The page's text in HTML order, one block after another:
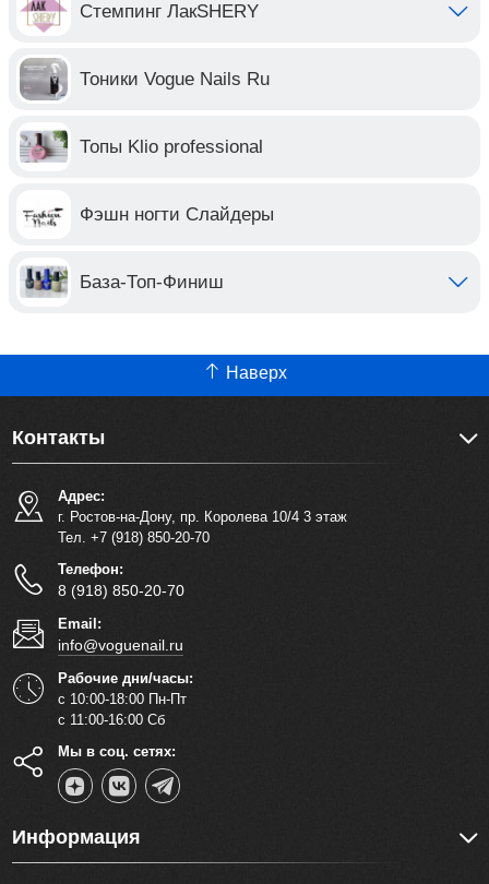
Стемпинг ЛакSHERY
Тоники Vogue Nails Ru
Топы Klio professional
Фэшн ногти Слайдеры
База-Топ-Финиш
Наверх
Контакты
Адрес:
г. Ростов-на-Дону, пр. Королева 10/4 3 этаж
Тел. +7 (918) 850-20-70
Телефон:
8 (918) 850-20-70
Email:
info@voguenail.ru
Рабочие дни/часы:
с 10:00-18:00 Пн-Пт
с 11:00-16:00 Сб
Мы в соц. сетях:
Информация